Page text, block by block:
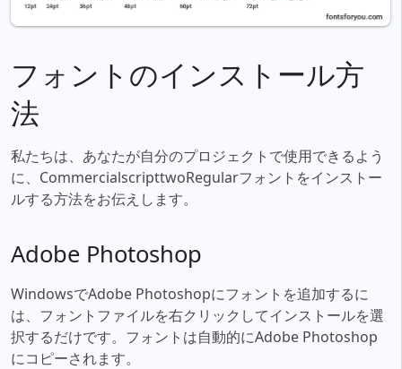
フォントのインストール方
法
私たちは、あなたが自分のプロジェクトで使用できるよう
に、CommercialscripttwoRegularフォントをインストー
ルする方法をお伝えします。
Adobe Photoshop
WindowsでAdobe Photoshopにフォントを追加するに
は、フォントファイルを右クリックしてインストールを選
択するだけです。フォントは自動的にAdobe Photoshop
にコピーされます。